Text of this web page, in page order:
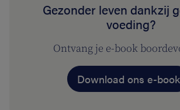
Gezonder leven dankzij
voeding?
Ontvang je e-book
Download ons e-book